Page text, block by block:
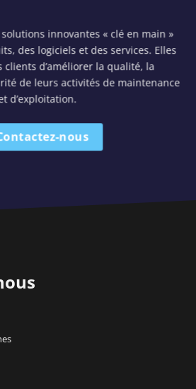
solutions innovantes « clé en main »
des logiciels et des services. Elles
clients d’améliorer la qualité, la
de leurs activités de maintenance
d’exploitation.
nous